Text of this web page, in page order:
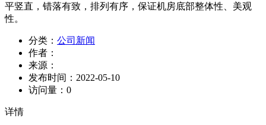
平竖直，错落有致，排列有序，保证机房底部整体性、美观
性。
分类： 公司新闻
作者：
来源：
发布时间： 2022-05-10
访问量： 0
详情